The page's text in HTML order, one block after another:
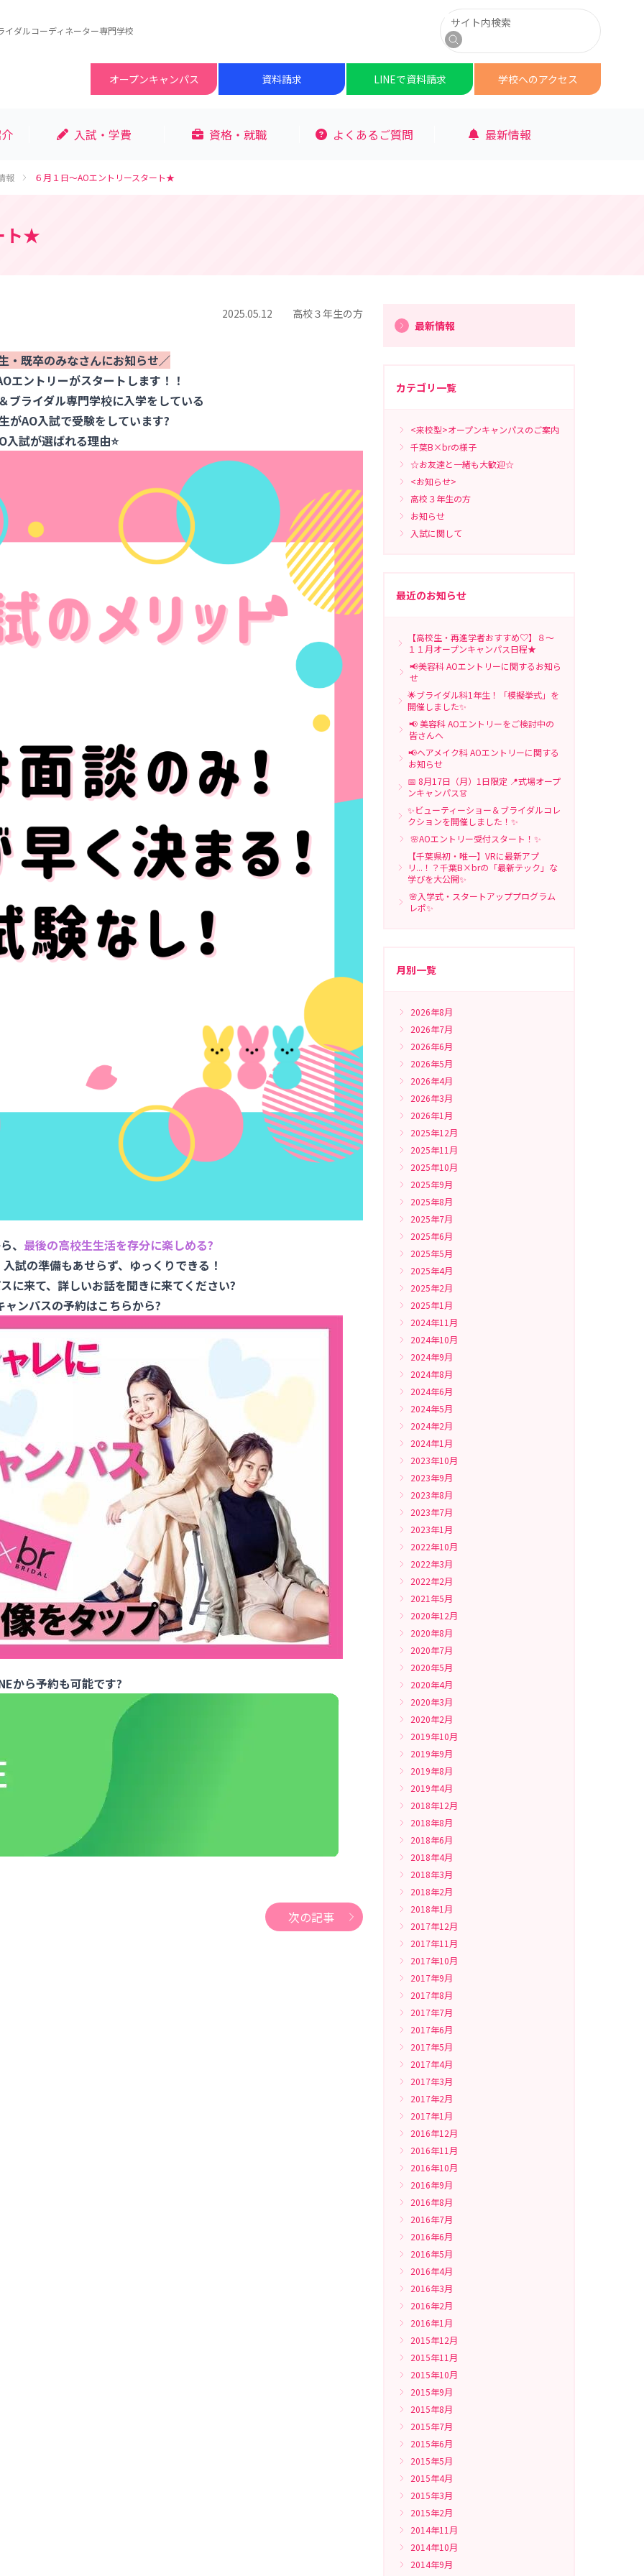
ダルコーディネーター専門学校
サイト内検索
検索
オープンキャンパス 資料請求 LINEで資料請求 学校へのアクセス
入試・学費 資格・就職 よくあるご質問 最新情報
報 ６月１日～AOエントリースタート★
ト★
2025.05.12 高校３年生の方
・既卒のみなさんにお知らせ／
エントリーがスタートします！！
ブライダル専門学校に入学をしている
がAO入試で受験をしています?
入試が選ばれる理由⭐
、 最後の高校生生活を存分に楽しめる?
試の準備もあせらず、ゆっくりできる！
に来て、詳しいお話を聞きに来てください?
ャンパスの予約はこちらから?
から予約も可能です?
次の記事
最新情報
カテゴリ一覧
<来校型>オープンキャンパスのご案内
千葉B×brの様子
☆お友達と一緒も大歓迎☆
<お知らせ>
高校３年生の方
お知らせ
入試に関して
最近のお知らせ
【高校生・再進学者おすすめ♡】８～
１１月オープンキャンパス日程★
📢美容科 AOエントリーに関するお知ら
せ
🌟ブライダル科1年生！「模擬挙式」を
開催しました✨
📢 美容科 AOエントリーをご検討中の
皆さんへ
📢ヘアメイク科 AOエントリーに関する
お知らせ
📅 8月17日（月）1日限定 📍式場オープ
ンキャンパス👗
✨ビューティーショー＆ブライダルコレ
クションを開催しました！✨
🌸AOエントリー受付スタート！✨
【千葉県初・唯一】VRに最新アプ
リ...！？千葉B×brの「最新テック」な
学びを大公開✨
🌸入学式・スタートアッププログラム
レポ✨
月別一覧
2026年8月
2026年7月
2026年6月
2026年5月
2026年4月
2026年3月
2026年1月
2025年12月
2025年11月
2025年10月
2025年9月
2025年8月
2025年7月
2025年6月
2025年5月
2025年4月
2025年2月
2025年1月
2024年11月
2024年10月
2024年9月
2024年8月
2024年6月
2024年5月
2024年2月
2024年1月
2023年10月
2023年9月
2023年8月
2023年7月
2023年1月
2022年10月
2022年3月
2022年2月
2021年5月
2020年12月
2020年8月
2020年7月
2020年5月
2020年4月
2020年3月
2020年2月
2019年10月
2019年9月
2019年8月
2019年4月
2018年12月
2018年8月
2018年6月
2018年4月
2018年3月
2018年2月
2018年1月
2017年12月
2017年11月
2017年10月
2017年9月
2017年8月
2017年7月
2017年6月
2017年5月
2017年4月
2017年3月
2017年2月
2017年1月
2016年12月
2016年11月
2016年10月
2016年9月
2016年8月
2016年7月
2016年6月
2016年5月
2016年4月
2016年3月
2016年2月
2016年1月
2015年12月
2015年11月
2015年10月
2015年9月
2015年8月
2015年7月
2015年6月
2015年5月
2015年4月
2015年3月
2015年2月
2014年11月
2014年10月
2014年9月